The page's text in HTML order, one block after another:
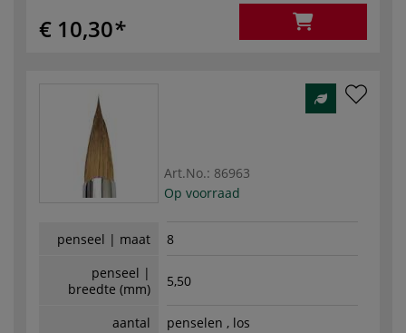
€ 10,30
Art.No.: 86963
Op voorraad
penseel | maat
8
penseel |
breedte (mm)
5,50
aantal penselen , los